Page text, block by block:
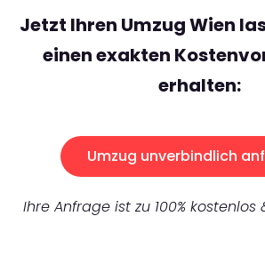
Jetzt Ihren Umzug Wien
einen exakten
erhalten:
Umzug unverbindlich
Ihre Anfrage ist zu 100%